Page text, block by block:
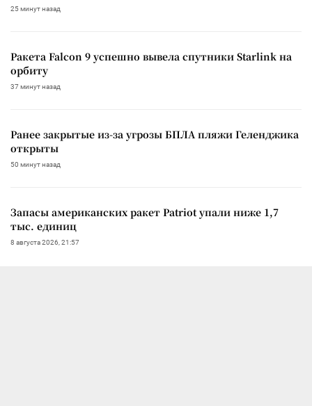
25 минут назад
Ракета Falcon 9 успешно вывела спутники Starlink на
орбиту
37 минут назад
Ранее закрытые из-за угрозы БПЛА пляжи Геленджика
открыты
50 минут назад
Запасы американских ракет Patriot упали ниже 1,7
тыс. единиц
8 августа 2026, 21:57